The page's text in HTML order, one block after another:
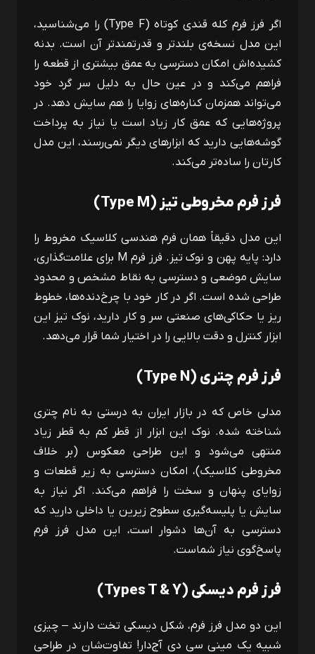
اگر فرز فرم کله ‌قندی کوتاه (Type F) را می‌شناسید،
این مدل نسخه‌ی بلندتر و قدرتمندتر آن است. بدنه
کشیده‌اش امکان دسترسی به عمق بیشتری از قطعه را
فراهم می‌کند و در عین حال به ‌دلیل سر گرد خود
می‌تواند همزمان کناره‌های زوایا را هم سایش دهد. در
پروژه‌هایی که عمق کار زیاد است یا نیاز به پرداخت
گوشه‌هایی دارید که ابزارهای دیگر نمی‌رسند، این مدل
کارتان را ساده‌تر می‌کند.
فرز فرم مخروطی تیز (Type M
)
این مدل دقیقاً همان فرم هندسی کلاسیک مخروط را
دارد: پایه پهن و نوک تیز. فرز فرمM برای علامت‌گذاری،
سایش موضعی و دسترسی به نقاط مشخص و محدود
طراحی شده است. اگر در کار خود با چرخ‌دنده‌ها، خطوط
ریز یا حکاکی‌های صنعتی سر و کار دارید، نوک تیز این
ابزار کنترل و دقت بالایی را در اختیار شما قرار می‌دهد.
فرز فرم چتری (Type N
)
مدلی خاص که در بازار ایران به‌ درستی به نام چتری
شناخته شده. نوک این ابزار از قطر کم به قطر زیاد
منتهی می‌شود و این طراحی معکوس (بر خلاف
مخروطی کلاسیک)، امکان دسترسی به زیر قطعات و
زوایای پنهان و سخت را فراهم می‌کند. اگر نیاز به
سایش یا پلیسه‌گیری سطوح زیرین یا داخلی دارید که
دسترسی به آن‌ها دشوار است، این مدل فرز فرم
پاسخ‌گوی نیاز شماست.
فرز فرم دیسکی (Types T & Y)
این دو مدل فرز فرم، شکل دیسکی تخت دارند – چیزی
شبیه یک مینی‌ سی‌ دی آج‌دار! تفاوت‌شان در طراحی